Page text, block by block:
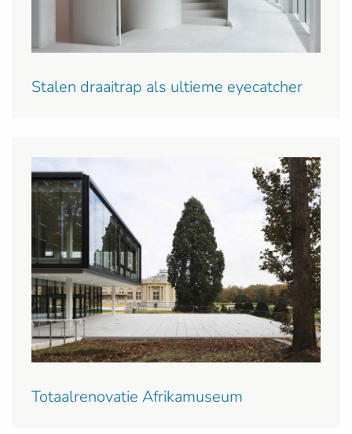
Stalen draaitrap als ultieme eyecatcher
Totaalrenovatie Afrikamuseum